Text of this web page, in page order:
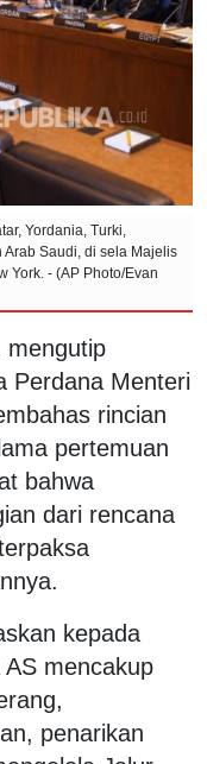
Yordania, Turki,
Arab Saudi, di sela Majelis
York. - (AP Photo/Evan
mengutip
Perdana Menteri
rincian
pertemuan
bahwa
dari rencana
kepada
mencakup
penarikan